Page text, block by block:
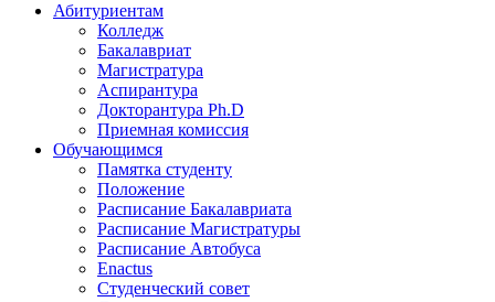
Абитуриентам
Колледж
Бакалавриат
Магистратура
Аспирантура
Докторантура Ph.D
Приемная комиссия
Обучающимся
Памятка студенту
Положение
Расписание Бакалавриата
Расписание Магистратуры
Расписание Автобуса
Enactus
Студенческий совет